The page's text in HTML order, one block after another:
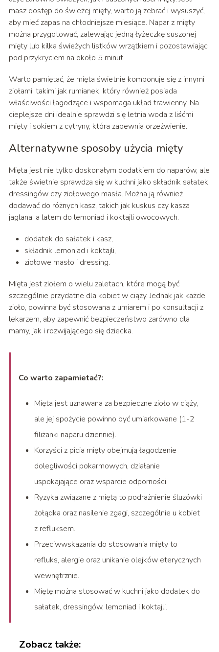
masz dostęp do świeżej mięty, warto ją zebrać i wysuszyć,
aby mieć zapas na chłodniejsze miesiące. Napar z mięty
można przygotować, zalewając jedną łyżeczkę suszonej
mięty lub kilka świeżych listków wrzątkiem i pozostawiając
pod przykryciem na około 5 minut.
Warto pamiętać, że mięta świetnie komponuje się z innymi
ziołami, takimi jak rumianek, który również posiada
właściwości łagodzące i wspomaga układ trawienny. Na
cieplejsze dni idealnie sprawdzi się letnia woda z liśćmi
mięty i sokiem z cytryny, która zapewnia orzeźwienie.
Alternatywne sposoby użycia mięty
Mięta jest nie tylko doskonałym dodatkiem do naparów, ale
także świetnie sprawdza się w kuchni jako składnik sałatek,
dressingów czy ziołowego masła. Można ją również
dodawać do różnych kasz, takich jak kuskus czy kasza
jaglana, a latem do lemoniad i koktajli owocowych.
dodatek do sałatek i kasz,
składnik lemoniad i koktajli,
ziołowe masło i dressing.
Mięta jest ziołem o wielu zaletach, które mogą być
szczególnie przydatne dla kobiet w ciąży. Jednak jak każde
zioło, powinna być stosowana z umiarem i po konsultacji z
lekarzem, aby zapewnić bezpieczeństwo zarówno dla
mamy, jak i rozwijającego się dziecka.
Co warto zapamietać?:
Mięta jest uznawana za bezpieczne zioło w ciąży,
ale jej spożycie powinno być umiarkowane (1-2
filiżanki naparu dziennie).
Korzyści z picia mięty obejmują łagodzenie
dolegliwości pokarmowych, działanie
uspokajające oraz wsparcie odporności.
Ryzyka związane z miętą to podrażnienie śluzówki
żołądka oraz nasilenie zgagi, szczególnie u kobiet
z refluksem.
Przeciwwskazania do stosowania mięty to
refluks, alergie oraz unikanie olejków eterycznych
wewnętrznie.
Miętę można stosować w kuchni jako dodatek do
sałatek, dressingów, lemoniad i koktajli.
Zobacz także: